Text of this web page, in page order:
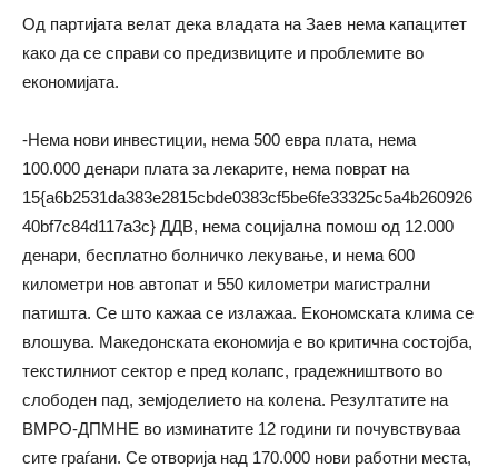
Од партијата велат дека владата на Заев нема капацитет
како да се справи со предизвиците и проблемите во
економијата.
-Нема нови инвестиции, нема 500 евра плата, нема
100.000 денари плата за лекарите, нема поврат на
15{a6b2531da383e2815cbde0383cf5be6fe33325c5a4b260926
40bf7c84d117a3c} ДДВ, нема социјална помош од 12.000
денари, бесплатно болничко лекување, и нема 600
километри нов автопат и 550 километри магистрални
патишта. Се што кажаа се излажаа. Економската клима се
влошува. Македонската економија е во критична состојба,
текстилниот сектор е пред колапс, градежништвото во
слободен пад, земјоделието на колена. Резултатите на
ВМРО-ДПМНЕ во изминатите 12 години ги почувствуваа
сите граѓани. Се отворија над 170.000 нови работни места,